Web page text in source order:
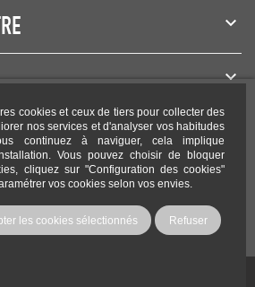
cookies et ceux de tiers pour collecter des
nos services et d'analyser vos habitudes
continuez à naviguer, cela implique
Vous pouvez choisir de bloquer
cliquez sur "Configuration des cookies"
vos cookies selon vos envies.
les cookies sélectionnés Refuser